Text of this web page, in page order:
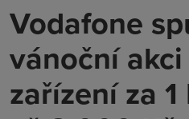
Vodafone
vánoční akci
zařízení za